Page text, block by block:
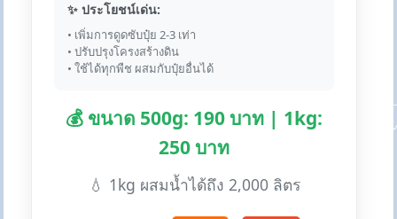
✨ ประโยชน์เด่น:
• เพิ่มการดูดซับปุ๋ย 2-3 เท่า
• ปรับปรุงโครงสร้างดิน
• ใช้ได้ทุกพืช ผสมกับปุ๋ยอื่นได้
💰 ขนาด 500g: 190 บาท | 1kg:
250 บาท
💧 1kg ผสมน้ำได้ถึง 2,000 ลิตร